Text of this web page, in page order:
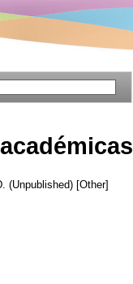
(Unpublished) [Other]